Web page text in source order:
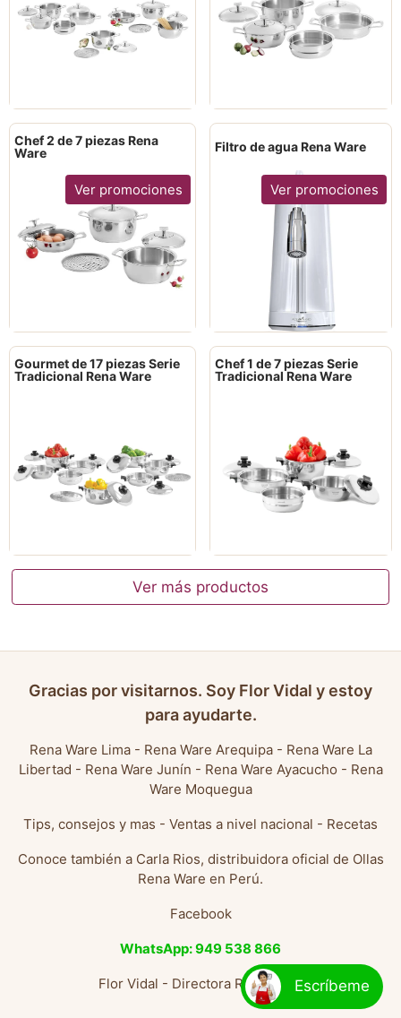
Chef 2 de 7 piezas Rena
Ware
Ver promociones
Filtro de agua Rena Ware
Ver promociones
Gourmet de 17 piezas Serie
Tradicional Rena Ware
Chef 1 de 7 piezas Serie
Tradicional Rena Ware
Ver más productos
Gracias por visitarnos. Soy Flor Vidal y estoy
para ayudarte.
Rena Ware Lima- Rena Ware Arequipa- Rena Ware La
Libertad - Rena Ware Junín - Rena Ware Ayacucho - Rena
Ware Moquegua
Tips, consejos y mas - Ventas a nivel nacional - Recetas
Conoce también a Carla Rios, distribuidora oficial de Ollas
Rena Ware en Perú.
Facebook
WhatsApp: 949 538 866
Flor Vidal - Directora Rena WareEscríbeme